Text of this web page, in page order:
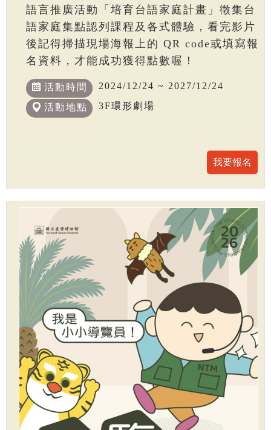
語言推廣活動「培育台語家庭計畫」徵集台
語家庭集點認列課程及各式體驗，看完影片
後記得掃描現場海報上的 QR code或填寫報
名資料，才能成功獲得點數喔！
活動時間 2024/12/24 ~ 2027/12/24
活動地點 3F環形劇場